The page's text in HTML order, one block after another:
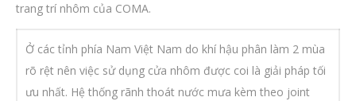
trang trí nhôm của COMA.
Ở các tỉnh phía Nam Việt Nam do khí hậu phân làm 2 mùa
rõ rệt nên việc sử dụng cửa nhôm được coi là giải pháp tối
ưu nhất. Hệ thống rãnh thoát nước mưa kèm theo joint